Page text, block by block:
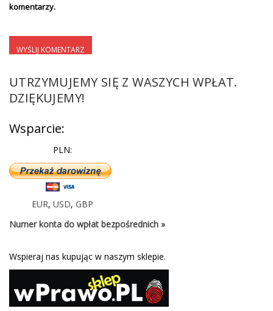
komentarzy.
UTRZYMUJEMY SIĘ Z WASZYCH WPŁAT.
DZIĘKUJEMY!
Wsparcie:
PLN:
EUR, USD, GBP
Numer konta do wpłat bezpośrednich »
Wspieraj nas kupując w naszym sklepie.